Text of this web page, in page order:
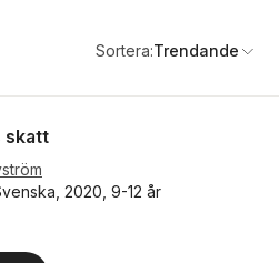
Sortera:Trendande
skatt
2020, 9-12 år
Totalt antal röster: